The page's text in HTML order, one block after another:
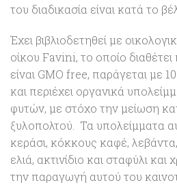
του διαδικασία είναι κατά το
Έχει βιβλιοδετηθεί με
οίκου Favini, το οποίο
είναι GMO free, παράγεται με
και περιέχει οργανικά
φυτών, με στόχο την μείωση
ξυλοπολτού. Τα υπολείμματα
κεράσι, κόκκους καφέ,
ελιά, ακτινίδιο και σταφύλι και
την παραγωγή αυτού του